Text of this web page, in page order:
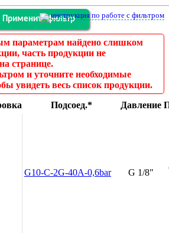
инструкция по работе с фильтром
параметрам найдено слишком
часть продукции не
странице.
и уточните необходимые
увидеть весь список продукции.
Подсоед.* Давление
G10-C-2G-40A-0,6bar G 1/8"